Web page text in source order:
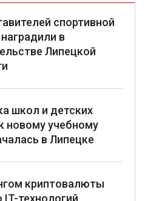
спортивной
в
Липецкой
школ и детских
новому учебному
в Липецке
криптовалюты
IT-технологий